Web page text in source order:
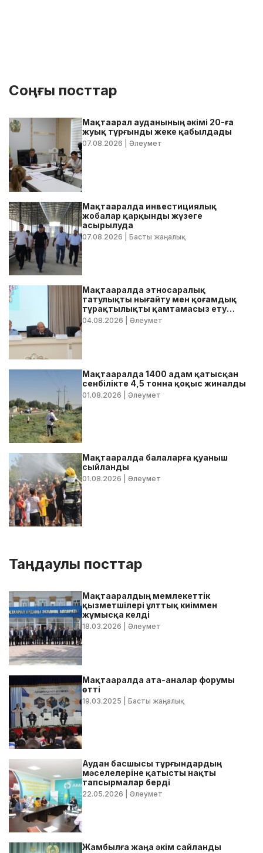
Соңғы посттар
Мақтаарал ауданының әкімі 20-ға
жуық тұрғынды жеке қабылдады
07.08.2026 | Әлеумет
Мақтааралда инвестициялық
жобалар қарқынды жүзеге
асырылуда
07.08.2026 | Басты жаңалық
Мақтааралда этносаралық
татулықты нығайту мен қоғамдық
тұрақтылықты қамтамасыз ету
бойынша жедел кеңес өтті
04.08.2026 | Әлеумет
Мақтааралда 1400 адам қатысқан
сенбілікте 4,5 тонна қоқыс жиналды
01.08.2026 | Әлеумет
Мақтааралда балаларға қуаныш
сыйланды
01.08.2026 | Әлеумет
Таңдаулы посттар
Мақтааралдың мемлекеттік
қызметшілері ұлттық киіммен
жұмысқа келді
18.03.2026 | Әлеумет
Мақтааралда ата-аналар форумы
өтті
19.03.2025 | Басты жаңалық
Аудан басшысы тұрғындардың
мәселелеріне қатысты нақты
тапсырмалар берді
22.05.2026 | Әлеумет
Жамбылға жаңа әкім сайланды